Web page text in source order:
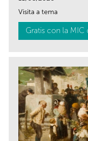
Visita a tema
Gratis con la MIC